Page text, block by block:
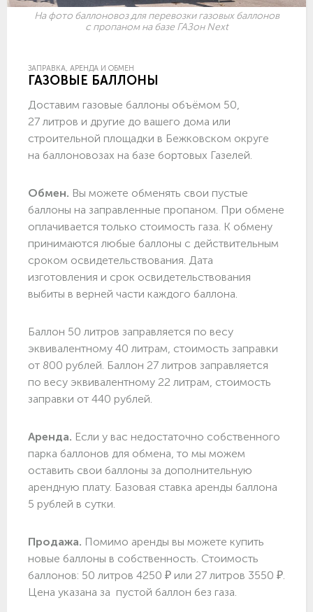
На фото баллоновоз для перевозки газовых баллонов
с пропаном на базе ГАЗон Next
ЗАПРАВКА, АРЕНДА И ОБМЕН
ГАЗОВЫЕ БАЛЛОНЫ
Доставим газовые баллоны объёмом 50,
27 литров и другие до вашего дома или
строительной площадки в Бежковском округе
на баллоновозах на базе бортовых Газелей.
Обмен. Вы можете обменять свои пустые
баллоны на заправленные пропаном. При обмене
оплачивается только стоимость газа. К обмену
принимаются любые баллоны с действительным
сроком освидетельствования. Дата
изготовления и срок освидетельствования
выбиты в верней части каждого баллона.
Баллон 50 литров заправляется по весу
эквивалентному 40 литрам, стоимость заправки
от 800 рублей. Баллон 27 литров заправляется
по весу эквивалентному 22 литрам, стоимость
заправки от 440 рублей.
Аренда. Если у вас недостаточно собственного
парка баллонов для обмена, то мы можем
оставить свои баллоны за дополнительную
арендную плату. Базовая ставка аренды баллона
5 рублей в сутки.
Продажа. Помимо аренды вы можете купить
новые баллоны в собственность. Стоимость
баллонов: 50 литров 4250 ₽ или 27 литров 3550 ₽.
Цена указана за пустой баллон без газа.